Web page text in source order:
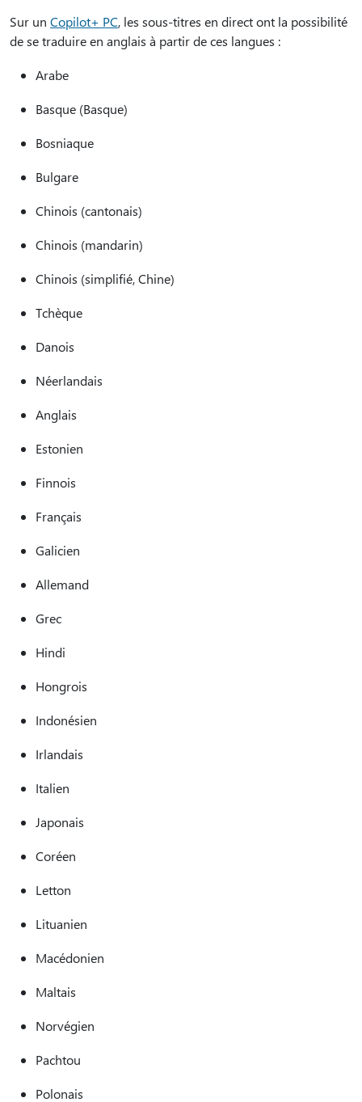
Sur un Copilot+ PC, les sous-titres en direct ont la possibilité
de se traduire en anglais à partir de ces langues :
Arabe
Basque (Basque)
Bosniaque
Bulgare
Chinois (cantonais)
Chinois (mandarin)
Chinois (simplifié, Chine)
Tchèque
Danois
Néerlandais
Anglais
Estonien
Finnois
Français
Galicien
Allemand
Grec
Hindi
Hongrois
Indonésien
Irlandais
Italien
Japonais
Coréen
Letton
Lituanien
Macédonien
Maltais
Norvégien
Pachtou
Polonais